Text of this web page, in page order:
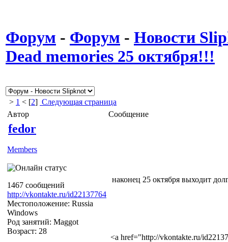
Форум - Форум - Новости
Dead memories 25 октября!!!
> 1 < [2] Следующая страница
Автор
Сообщение
fedor
Members
1467 сообщений
http://vkontakte.ru/id22137764
Местоположение: Russia
Windows
Род занятий: Maggot
Возраст: 28
наконец 25 октября выходит
<a href="http://vkontakte.ru/